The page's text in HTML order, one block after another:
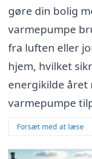
gøre din bolig
varmepumpe
fra luften eller
hjem, hvilket
energikilde året
varmepumpe
Forsæt med at læse